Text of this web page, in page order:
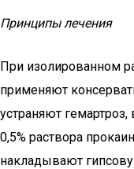
Принципы лечения
При изолированном
применяют
устраняют
0,5% раствора
накладывают